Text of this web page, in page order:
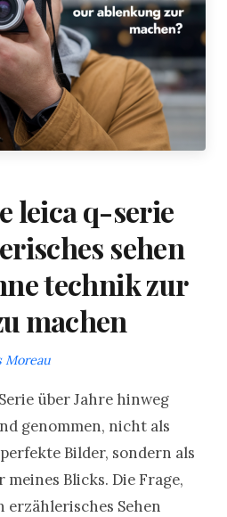
leica q-serie
sehen
technik zur
machen
Moreau
über Jahre hinweg
genommen, nicht als
Bilder, sondern als
Blicks. Die Frage,
erzählerisches Sehen